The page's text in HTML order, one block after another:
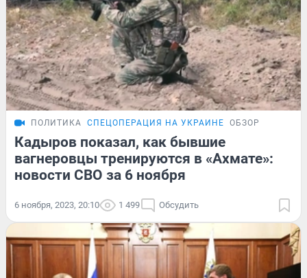
ПОЛИТИКА СПЕЦОПЕРАЦИЯ НА УКРАИНЕ ОБЗОР
Кадыров показал, как бывшие
вагнеровцы тренируются в «Ахмате»:
новости СВО за 6 ноября
6 ноября, 2023, 20:10 1 499 Обсудить